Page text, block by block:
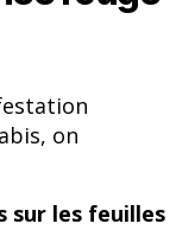
on
sur les feuilles